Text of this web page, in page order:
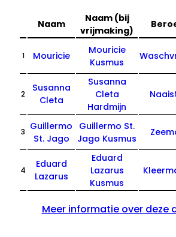
Naam
Naam (bij
vrijmaking)
1 Mouricie
Mouricie
Kusmus
2
Susanna
Cleta
Susanna
Cleta
Hardmijn
3
Guillermo
St. Jago
Guillermo St.
Jago Kusmus
4
Eduard
Lazarus
Eduard
Lazarus
Kusmus
Meer informatie over deze